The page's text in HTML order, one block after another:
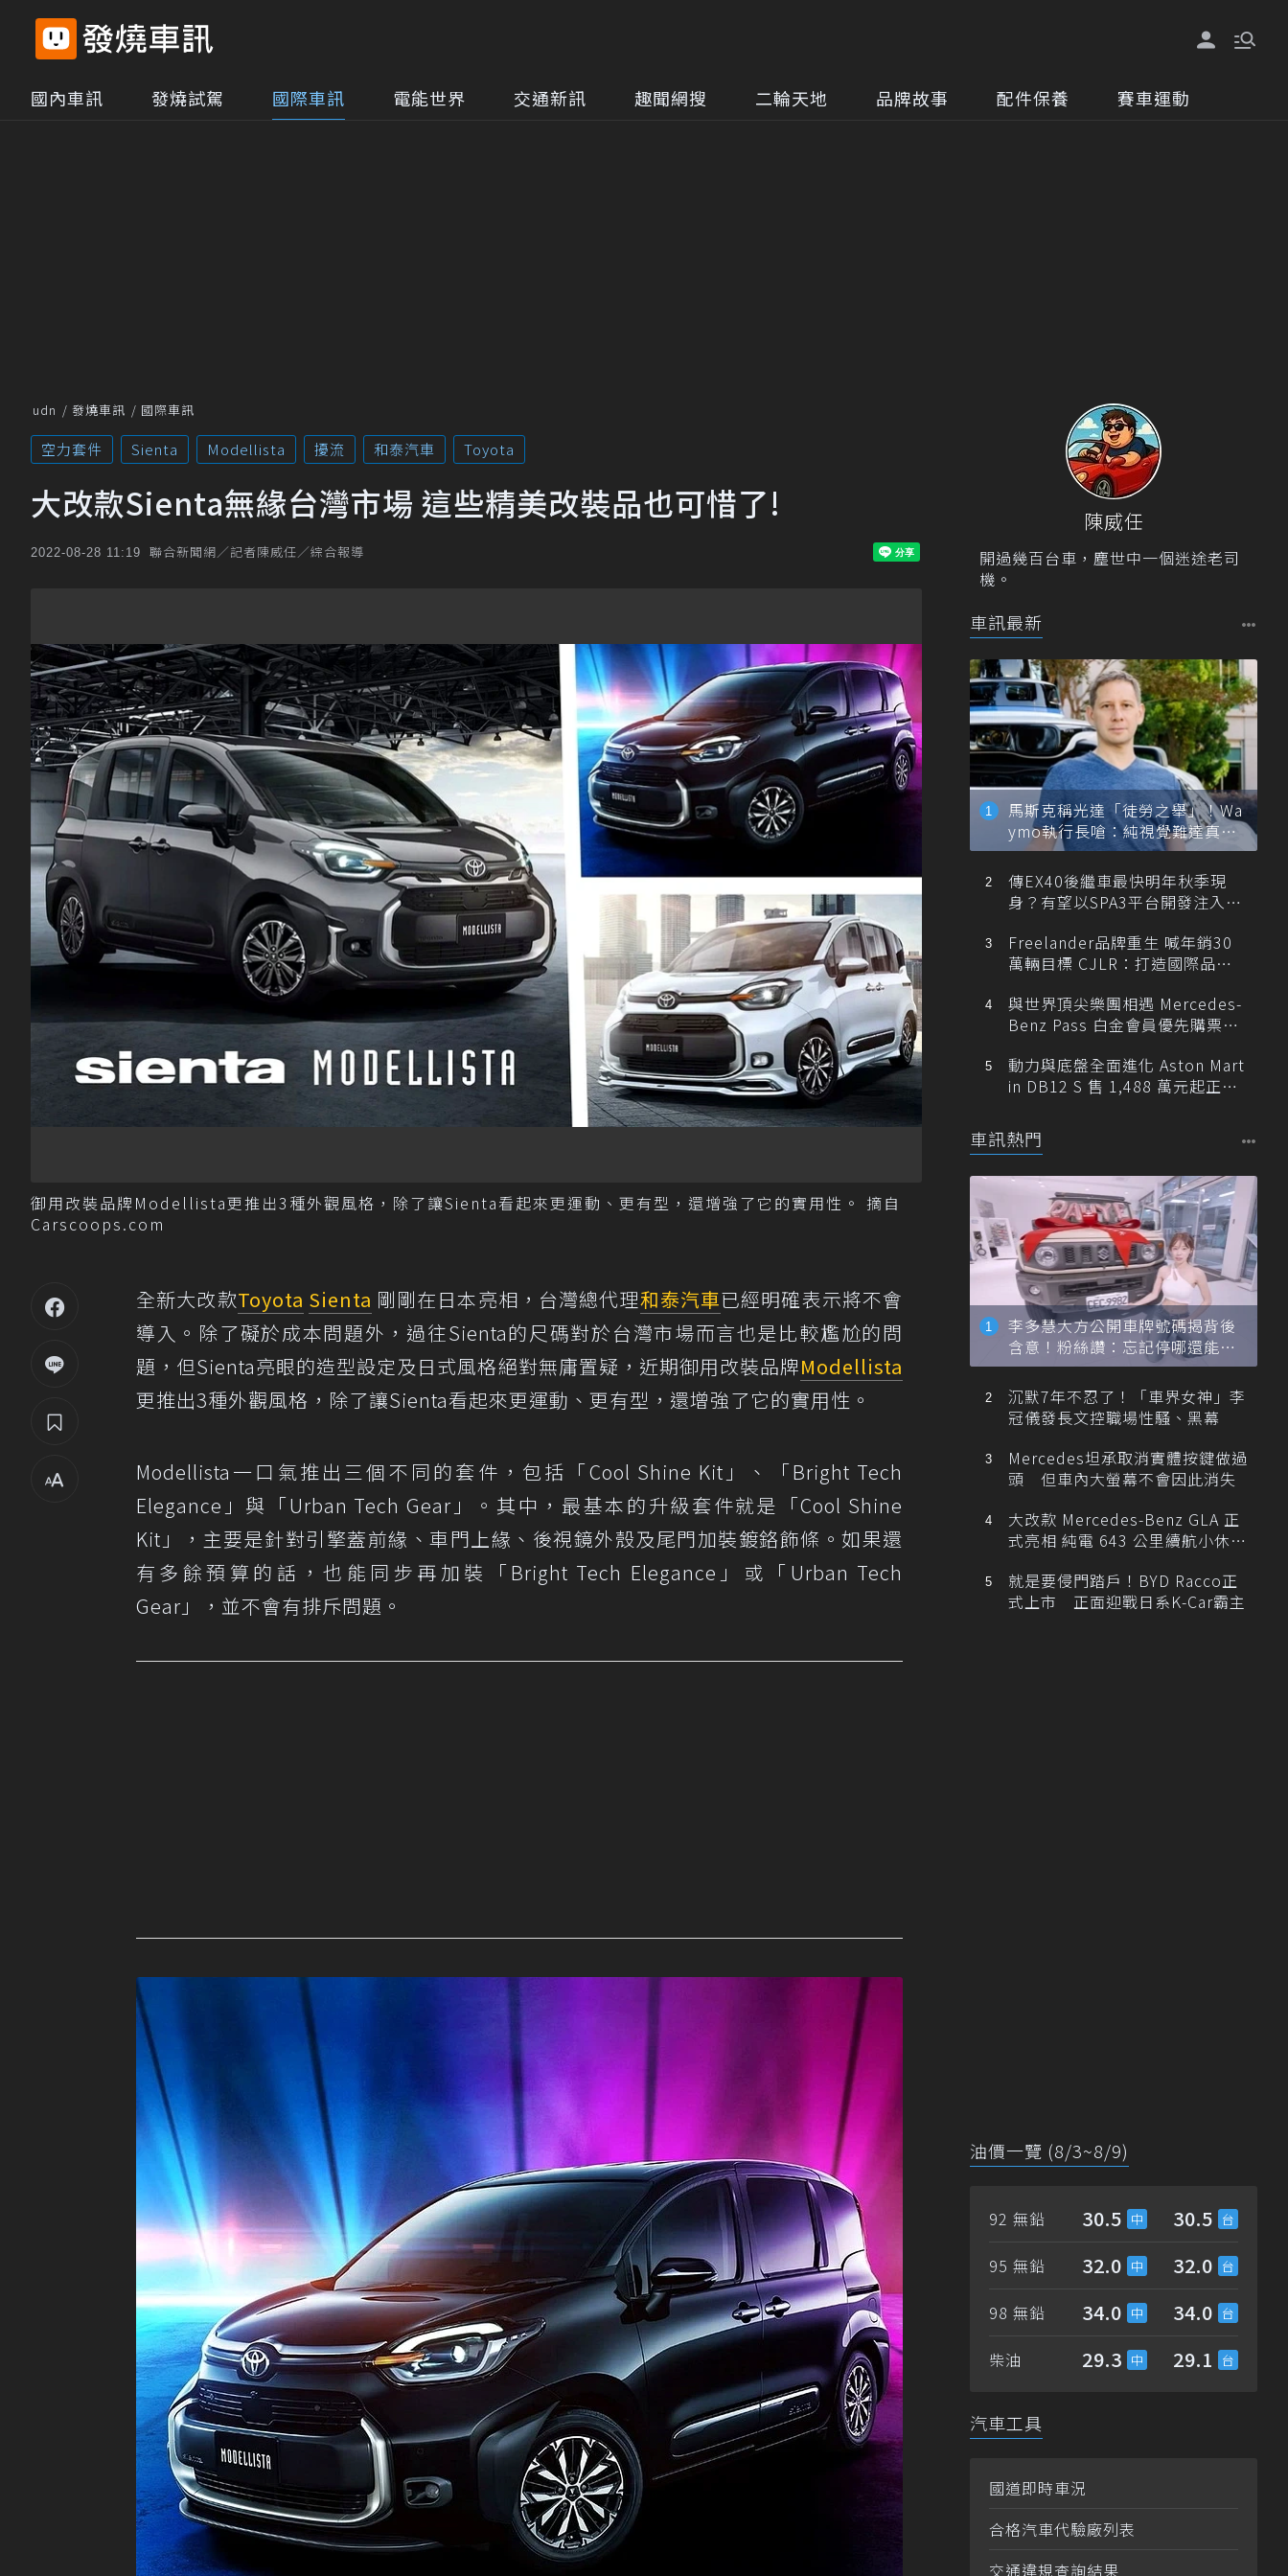
國內車訊 發燒試駕 國際車訊 電能世界 交通新訊 趣聞網搜 二輪天地 品牌故事 配件保養 賽車運動
udn 發燒車訊 國際車訊
空力套件 Sienta Modellista 擾流 和泰汽車 Toyota
大改款Sienta無緣台灣市場 這些精美改裝品也可惜了!
2022-08-28 11:19 聯合新聞網／記者陳威任／綜合報導
御用改裝品牌Modellista更推出3種外觀風格，除了讓Sienta看起來更運動、更有型，還增強了它的實用性。 摘自
Carscoops.com
全新大改款Toyota Sienta 剛剛在日本亮相，台灣總代理和泰汽車已經明確表示將不會
導入。除了礙於成本問題外，過往Sienta的尺碼對於台灣市場而言也是比較尷尬的問
題，但Sienta亮眼的造型設定及日式風格絕對無庸置疑，近期御用改裝品牌Modellista
更推出3種外觀風格，除了讓Sienta看起來更運動、更有型，還增強了它的實用性。
Modellista一口氣推出三個不同的套件，包括「Cool Shine Kit」、「Bright Tech
Elegance」與「Urban Tech Gear」。其中，最基本的升級套件就是「Cool Shine
Kit」，主要是針對引擎蓋前緣、車門上緣、後視鏡外殼及尾門加裝鍍鉻飾條。如果還
有多餘預算的話，也能同步再加裝「Bright Tech Elegance」或「Urban Tech
Gear」，並不會有排斥問題。
陳威任
開過幾百台車，塵世中一個迷途老司
機。
車訊最新
馬斯克稱光達「徒勞之舉」！Wa
ymo執行長嗆：純視覺難達真正
自動駕駛
傳EX40後繼車最快明年秋季現
身？有望以SPA3平台開發注入80
Freelander品牌重生 喊年銷30
萬輛目標 CJLR：打造國際品牌
與世界頂尖樂團相遇 Mercedes-
Benz Pass 白金會員優先購票維
動力與底盤全面進化 Aston Mart
in DB12 S 售 1,488 萬元起正式
車訊熱門
李多慧大方公開車牌號碼揭背後
含意！粉絲讚：忘記停哪還能幫
忙找車
沉默7年不忍了！「車界女神」李
冠儀發長文控職場性騷、黑幕
Mercedes坦承取消實體按鍵做過
頭 但車內大螢幕不會因此消失
大改款 Mercedes-Benz GLA 正
式亮相 純電 643 公里續航小休
就是要侵門踏戶！BYD Racco正
式上市 正面迎戰日系K-Car霸主
油價一覽 (8/3~8/9)
92 無鉛 30.5 30.5
95 無鉛 32.0 32.0
98 無鉛 34.0 34.0
柴油 29.3 29.1
汽車工具
國道即時車況
合格汽車代驗廠列表
交通違規查詢結果